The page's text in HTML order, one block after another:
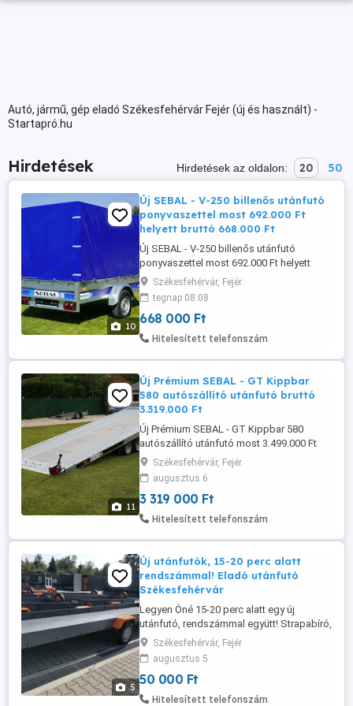
Autó, jármű, gép eladó Székesfehérvár Fejér (új és használt) -
Startapró.hu
Hirdetések Hirdetések az oldalon: 20 50
10
Új SEBAL - V-250 billenős utánfutó
ponyvaszettel most 692.000 Ft
helyett bruttó 668.000 Ft
Új SEBAL - V-250 billenős utánfutó
ponyvaszettel most 692.000 Ft helyett
bruttó 668.000 Ft Garancia: 3 év KIVITEL: 1
TENGELYES, BILLENŐS ÖSSZTÖMEG: 750
KG ÖNSÚLY: 184 KG TEHERBÍRÁS: 566 KG
MÉRET: 250 X 135 X 37 CM (FÉM
OLDALFALAS) NYITHATÓ HOMLOKFAL ÉS
BELMAGASSÁG: 155 cm) SEBAL ...
Székesfehérvár, Fejér
tegnap 08:08
668 000 Ft
Hitelesített telefonszám
11
Új Prémium SEBAL - GT Kippbar
580 autószállító utánfutó bruttó
3.319.000 Ft
Új Prémium SEBAL - GT Kippbar 580
autószállító utánfutó most 3.499.000 Ft
helyett bruttó 3.319.000 Ft Kettő az
egyben! - Gép- és autószállító utánfutó!
Gyártó: Martz Garancia: 3 év Össztömeg:
3500 kg Saját súly: 953 kg Teherbírás:
2.547 kg Plató mérete: 570 x 209 cm A 3,5
Székesfehérvár, Fejér
augusztus 6
3 319 000 Ft
Hitelesített telefonszám
5
Új utánfutók, 15-20 perc alatt
rendszámmal! Eladó utánfutó
Székesfehérvár
Legyen Öné 15-20 perc alatt egy új
utánfutó, rendszámmal együtt! Strapabíró,
hegesztett, laprugós, magyar gyártmány
az erő és tartósság garanciájával! Ne
elégedjen meg a vékony, horganyzott
lemezből előre gyártott utánfutókkal,
válasszon minőséget és
Székesfehérvár, Fejér
augusztus 5
50 000 Ft
Hitelesített telefonszám